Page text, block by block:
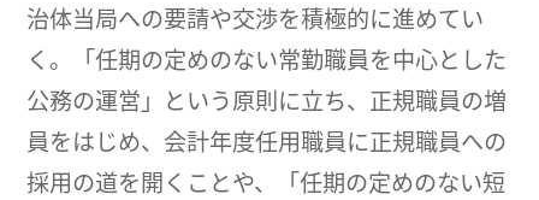
治体当局への要請や交渉を積極的に進めてい
く。「任期の定めのない常勤職員を中心とした
公務の運営」という原則に立ち、正規職員の増
員をはじめ、会計年度任用職員に正規職員への
採用の道を開くことや、「任期の定めのない短